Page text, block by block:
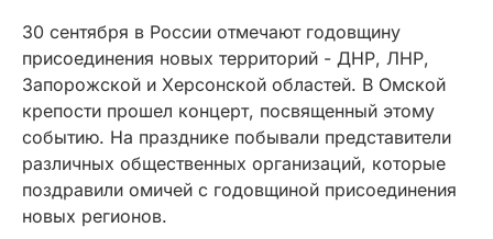
30 сентября в России отмечают годовщину
присоединения новых территорий - ДНР, ЛНР,
Запорожской и Херсонской областей. В Омской
крепости прошел концерт, посвященный этому
событию. На празднике побывали представители
различных общественных организаций, которые
поздравили омичей с годовщиной присоединения
новых регионов.